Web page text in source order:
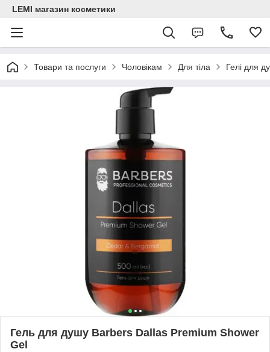
LEMI магазин косметики
Товари та послуги Чоловікам Для тіла Гелі для
Гель для душу Barbers Dallas Premium Shower
Gel